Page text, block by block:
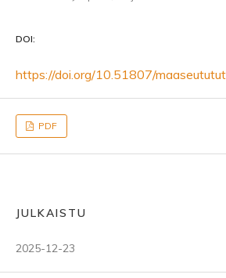
DOI:
https://doi.org/10.51807/
PDF
JULKAISTU
2025-12-23